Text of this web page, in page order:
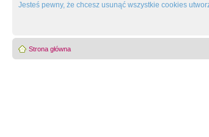
Jesteś pewny, że chcesz usunąć wszystkie cookies
Strona główna